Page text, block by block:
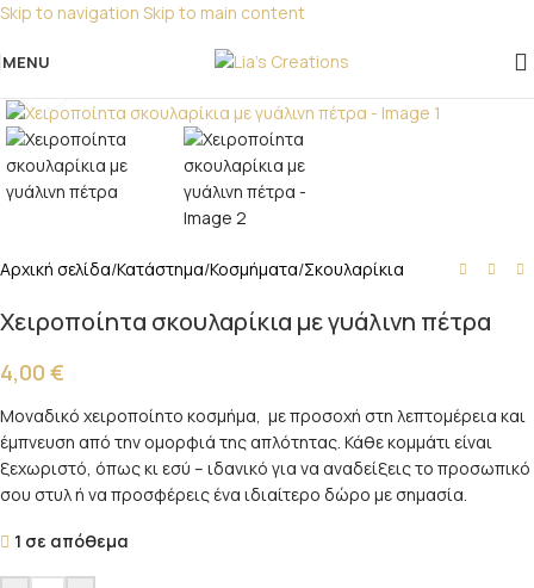
Skip to navigation Skip to main content
Για παραγγελίες για μπομπονιέρες παρακαλώ
επικοινωνήστε μαζί μας!
MENU
Αρχική σελίδα/Κατάστημα/Κοσμήματα/Σκουλαρίκια
Χειροποίητα σκουλαρίκια με γυάλινη πέτρα
4,00 €
Μοναδικό χειροποίητο κοσμήμα, με προσοχή στη λεπτομέρεια και
έμπνευση από την ομορφιά της απλότητας. Κάθε κομμάτι είναι
ξεχωριστό, όπως κι εσύ – ιδανικό για να αναδείξεις το προσωπικό
σου στυλ ή να προσφέρεις ένα ιδιαίτερο δώρο με σημασία.
1 σε απόθεμα